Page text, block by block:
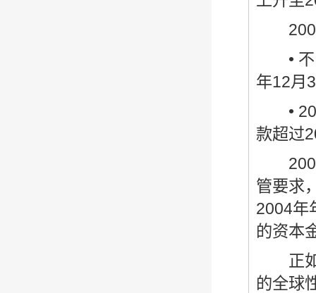
2005
• 不
年12月
•
款超过
2005
管要求
2004年
的资本
正如
的全球